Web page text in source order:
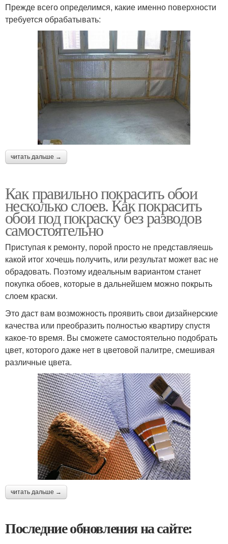
Прежде всего определимся, какие именно поверхности
требуется обрабатывать:
читать дальше →
Как правильно покрасить обои
несколько слоев. Как покрасить
обои под покраску без разводов
самостоятельно
Приступая к ремонту, порой просто не представляешь
какой итог хочешь получить, или результат может вас не
обрадовать. Поэтому идеальным вариантом станет
покупка обоев, которые в дальнейшем можно покрыть
слоем краски.
Это даст вам возможность проявить свои дизайнерские
качества или преобразить полностью квартиру спустя
какое-то время. Вы сможете самостоятельно подобрать
цвет, которого даже нет в цветовой палитре, смешивая
различные цвета.
читать дальше →
Последние обновления на сайте: